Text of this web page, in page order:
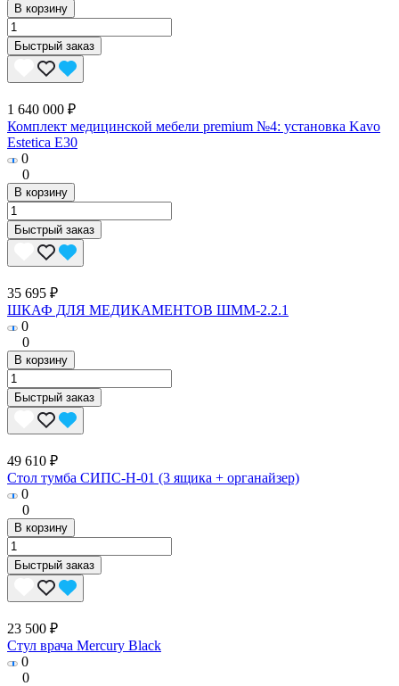
В корзину
Быстрый заказ
1 640 000 ₽
Комплект медицинской мебели premium №4: установка Kavo
Estetica E30
0
0
В корзину
Быстрый заказ
35 695 ₽
ШКАФ ДЛЯ МЕДИКАМЕНТОВ ШММ-2.2.1
0
0
В корзину
Быстрый заказ
49 610 ₽
Стол тумба СИПС-Н-01 (3 ящика + органайзер)
0
0
В корзину
Быстрый заказ
23 500 ₽
Стул врача Mercury Black
0
0